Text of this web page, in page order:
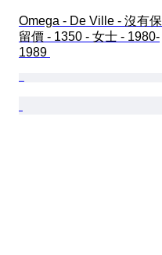
Omega - De Ville - 沒有保
留價 - 1350 - 女士 - 1980-
1989